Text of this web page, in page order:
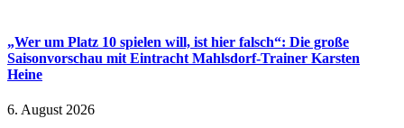
„Wer um Platz 10 spielen will, ist hier falsch“: Die große
Saisonvorschau mit Eintracht Mahlsdorf-Trainer Karsten
Heine
6. August 2026